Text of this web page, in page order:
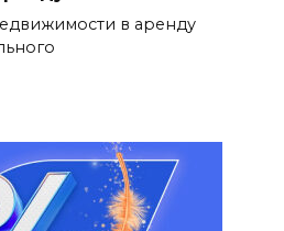
в аренду